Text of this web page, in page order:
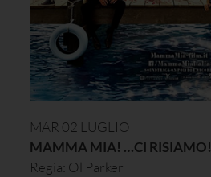
MAR 02 LUGLIO
MAMMA MIA! …CI RISIAMO!
Regia: Ol Parker